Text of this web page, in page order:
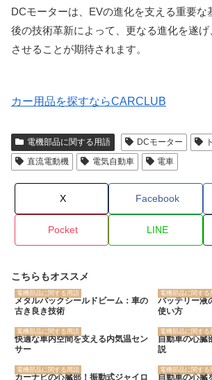
DCモーターは、EVの進化を支える重要な
後の技術革新によって、更なる進化を遂
させることが期待されます。
カー用品を探すならCARCLUB
電機部品に関する用語 DCモーター
直流電動機
電気自動車 電車
X Facebook
Pocket LINE
こちらもオススメ
電機部品に関する用語
メタルバックシールドビーム：車の
古き良き技術
電機部品に関する
バッテリー液
使い方
電機部品に関する用語
快適な車内空間を支える内気温セン
サー
電機部品に関する
自動車の心臓
説
電機部品に関する用語
カーナビの心臓部！振動式ジャイロ
電機部品に関する
自動車の心臓